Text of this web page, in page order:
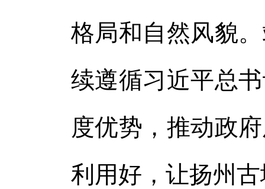
格局和自然风貌
续遵循习近平总
度优势，推动政
利用好，让扬州